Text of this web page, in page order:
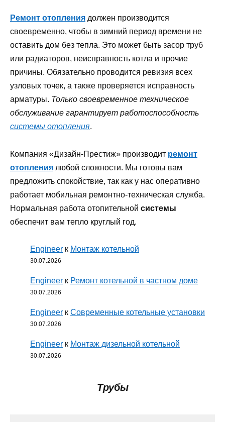
Ремонт отопления должен производится
своевременно, чтобы в зимний период времени не
оставить дом без тепла. Это может быть засор труб
или радиаторов, неисправность котла и прочие
причины. Обязательно проводится ревизия всех
узловых точек, а также проверяется исправность
арматуры. Только своевременное техническое
обслуживание гарантирует работоспособность
системы отопления.
Компания «Дизайн-Престиж» производит ремонт
отопления любой сложности. Мы готовы вам
предложить спокойствие, так как у нас оперативно
работает мобильная ремонтно-техническая служба.
Нормальная работа отопительной системы
обеспечит вам тепло круглый год.
Engineer к Монтаж котельной
30.07.2026
Engineer к Ремонт котельной в частном доме
30.07.2026
Engineer к Современные котельные установки
30.07.2026
Engineer к Монтаж дизельной котельной
30.07.2026
Трубы